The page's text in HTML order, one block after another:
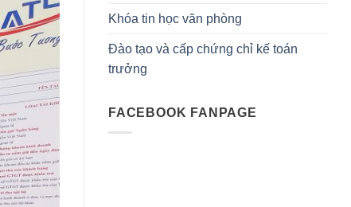
Khóa tin học văn phòng
Đào tạo và cấp chứng chỉ kế toán
trưởng
FACEBOOK FANPAGE